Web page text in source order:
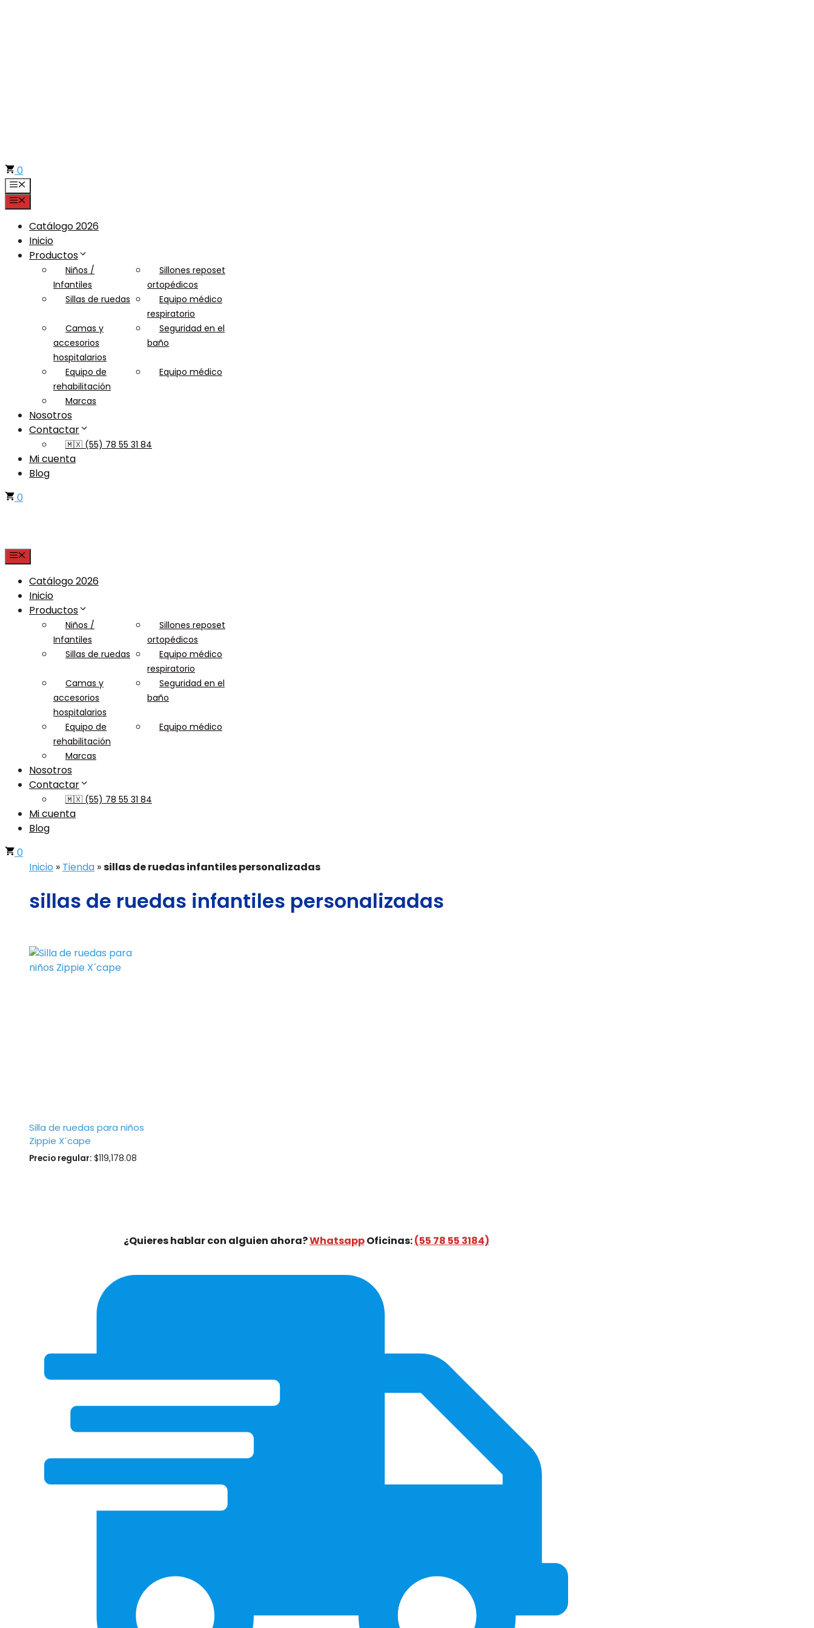
0
Menú
Menú
Catálogo 2026
Inicio
Productos
Niños /
Infantiles
Sillones reposet
ortopédicos
Sillas de ruedas
Equipo médico
respiratorio
Camas y
accesorios
hospitalarios
Seguridad en el
baño
Equipo de
rehabilitación
Equipo médico
Marcas
Nosotros
Contactar
🇲🇽 (55) 78 55 31 84
Mi cuenta
Blog
0
Menu
Catálogo 2026
Inicio
Productos
Niños /
Infantiles
Sillones reposet
ortopédicos
Sillas de ruedas
Equipo médico
respiratorio
Camas y
accesorios
hospitalarios
Seguridad en el
baño
Equipo de
rehabilitación
Equipo médico
Marcas
Nosotros
Contactar
🇲🇽 (55) 78 55 31 84
Mi cuenta
Blog
0
Inicio » Tienda »sillas de ruedas infantiles personalizadas
sillas de ruedas infantiles personalizadas
Silla de ruedas para niños
Zippie X´cape
Precio regular: $119,178.08
¿Quieres hablar con alguien ahora?WhatsappOficinas:(55 78 55 3184)